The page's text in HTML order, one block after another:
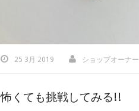
25 3月 2019 ショップオーナー
怖くても挑戦してみる!!